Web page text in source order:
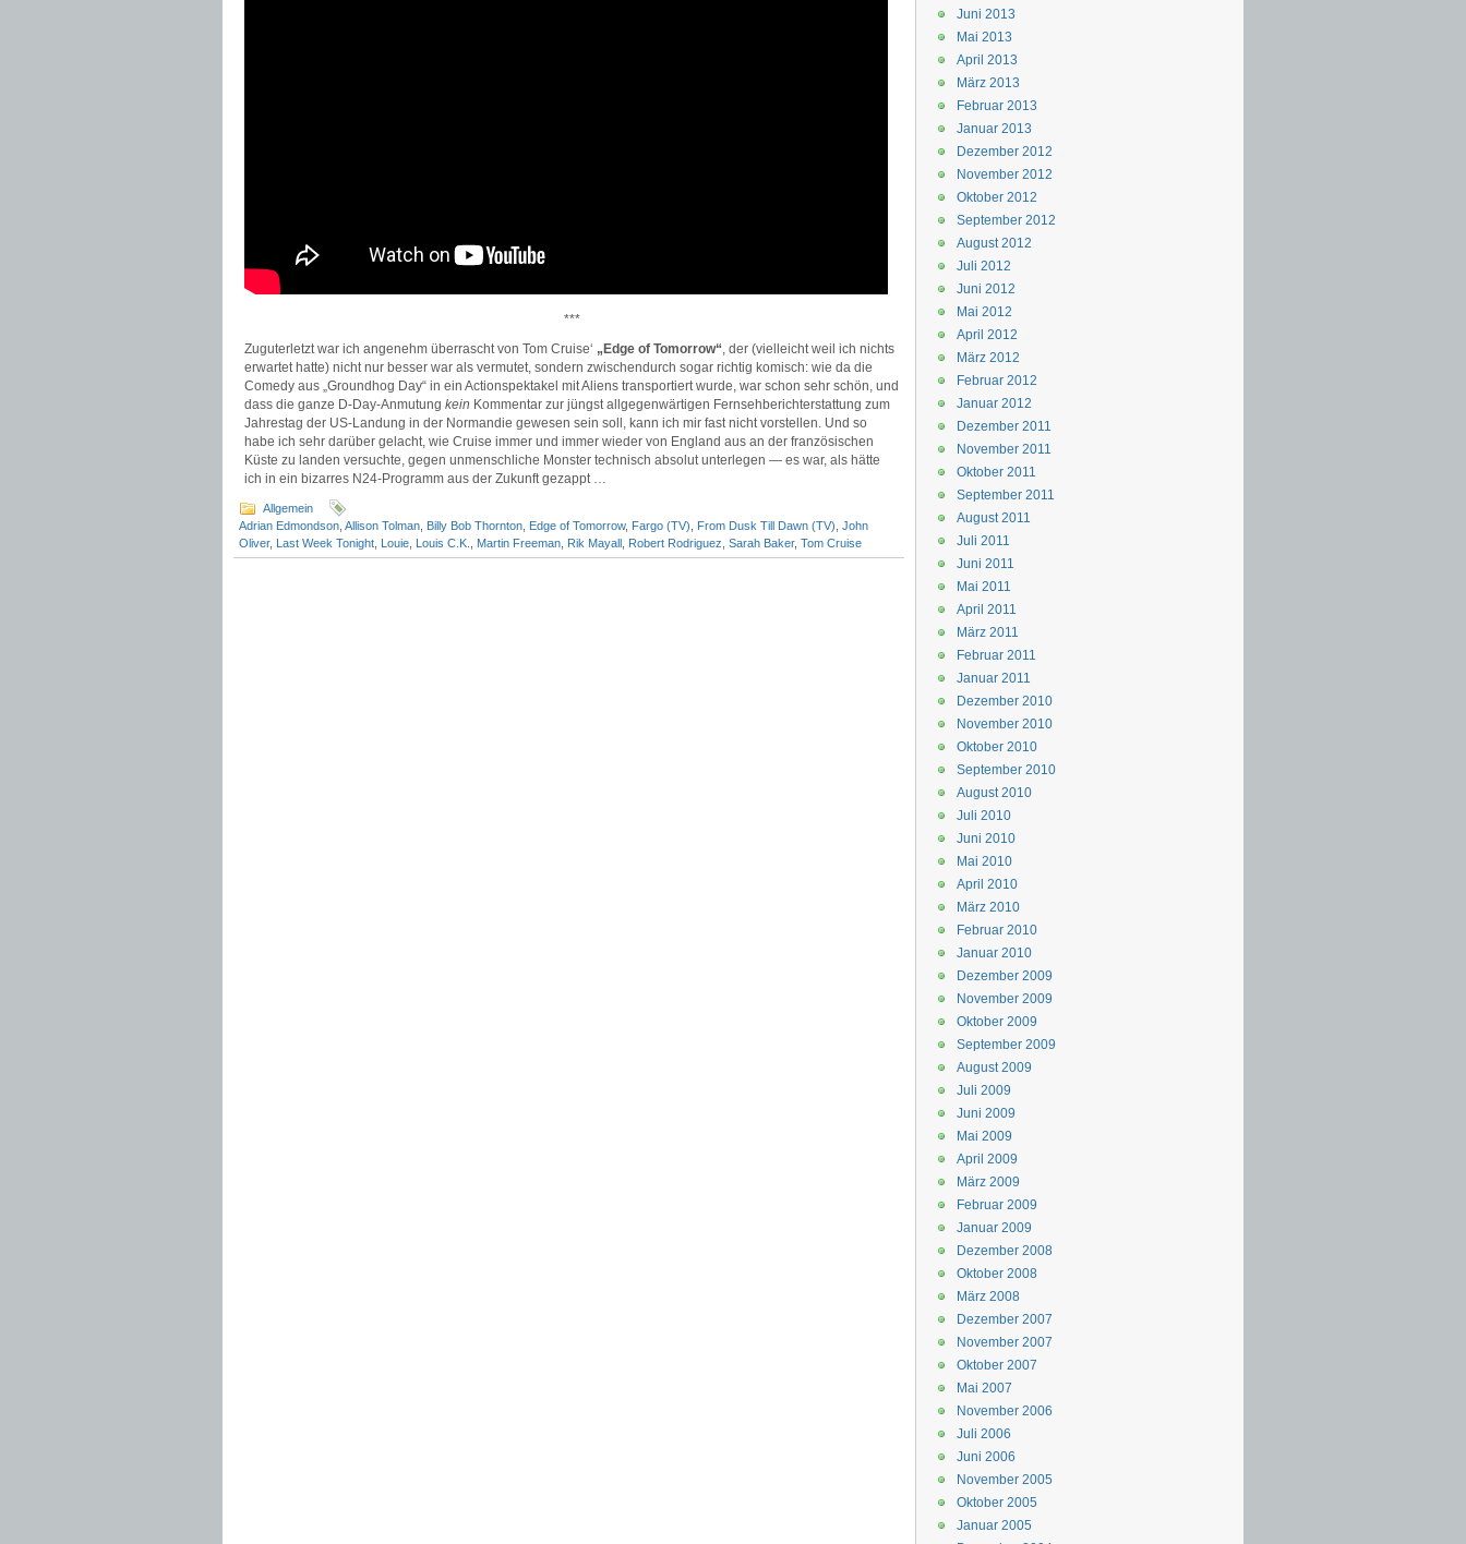
***
Zuguterletzt war ich angenehm überrascht von Tom Cruise‘ „Edge of Tomorrow“, der (vielleicht weil ich nichts
erwartet hatte) nicht nur besser war als vermutet, sondern zwischendurch sogar richtig komisch: wie da die
Comedy aus „Groundhog Day“ in ein Actionspektakel mit Aliens transportiert wurde, war schon sehr schön, und
dass die ganze D-Day-Anmutung kein Kommentar zur jüngst allgegenwärtigen Fernsehberichterstattung zum
Jahrestag der US-Landung in der Normandie gewesen sein soll, kann ich mir fast nicht vorstellen. Und so
habe ich sehr darüber gelacht, wie Cruise immer und immer wieder von England aus an der französischen
Küste zu landen versuchte, gegen unmenschliche Monster technisch absolut unterlegen — es war, als hätte
ich in ein bizarres N24-Programm aus der Zukunft gezappt …
Allgemein
Adrian Edmondson Allison Tolman Billy Bob Thornton Edge of Tomorrow, Fargo (TV) From Dusk Till Dawn (TV) John
Oliver, Last Week Tonight Louie Louis C.K. Martin Freeman Rik Mayall Robert Rodriguez Sarah Baker, Tom Cruise
Juni 2013
Mai 2013
April 2013
März 2013
Februar 2013
Januar 2013
Dezember 2012
November 2012
Oktober 2012
September 2012
August 2012
Juli 2012
Juni 2012
Mai 2012
April 2012
März 2012
Februar 2012
Januar 2012
Dezember 2011
November 2011
Oktober 2011
September 2011
August 2011
Juli 2011
Juni 2011
Mai 2011
April 2011
März 2011
Februar 2011
Januar 2011
Dezember 2010
November 2010
Oktober 2010
September 2010
August 2010
Juli 2010
Juni 2010
Mai 2010
April 2010
März 2010
Februar 2010
Januar 2010
Dezember 2009
November 2009
Oktober 2009
September 2009
August 2009
Juli 2009
Juni 2009
Mai 2009
April 2009
März 2009
Februar 2009
Januar 2009
Dezember 2008
Oktober 2008
März 2008
Dezember 2007
November 2007
Oktober 2007
Mai 2007
November 2006
Juli 2006
Juni 2006
November 2005
Oktober 2005
Januar 2005